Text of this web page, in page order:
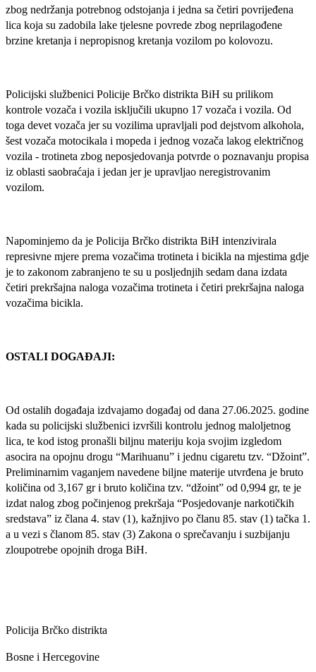
zbog nedržanja potrebnog odstojanja i jedna sa četiri povrijeđena
lica koja su zadobila lake tjelesne povrede zbog neprilagođene
brzine kretanja i nepropisnog kretanja vozilom po kolovozu.
Policijski službenici Policije Brčko distrikta BiH su prilikom
kontrole vozača i vozila isključili ukupno 17 vozača i vozila. Od
toga devet vozača jer su vozilima upravljali pod dejstvom alkohola,
šest vozača motocikala i mopeda i jednog vozača lakog električnog
vozila - trotineta zbog neposjedovanja potvrde o poznavanju propisa
iz oblasti saobraćaja i jedan jer je upravljao neregistrovanim
vozilom.
Napominjemo da je Policija Brčko distrikta BiH intenzivirala
represivne mjere prema vozačima trotineta i bicikla na mjestima gdje
je to zakonom zabranjeno te su u posljednjih sedam dana izdata
četiri prekršajna naloga vozačima trotineta i četiri prekršajna naloga
vozačima bicikla.
OSTALI DOGAĐAJI:
Od ostalih događaja izdvajamo događaj od dana 27.06.2025. godine
kada su policijski službenici izvršili kontrolu jednog maloljetnog
lica, te kod istog pronašli biljnu materiju koja svojim izgledom
asocira na opojnu drogu “Marihuanu” i jednu cigaretu tzv. “Džoint”.
Preliminarnim vaganjem navedene biljne materije utvrđena je bruto
količina od 3,167 gr i bruto količina tzv. “džoint” od 0,994 gr, te je
izdat nalog zbog počinjenog prekršaja “Posjedovanje narkotičkih
sredstava” iz člana 4. stav (1), kažnjivo po članu 85. stav (1) tačka 1.
a u vezi s članom 85. stav (3) Zakona o sprečavanju i suzbijanju
zloupotrebe opojnih droga BiH.
Policija Brčko distrikta
Bosne i Hercegovine